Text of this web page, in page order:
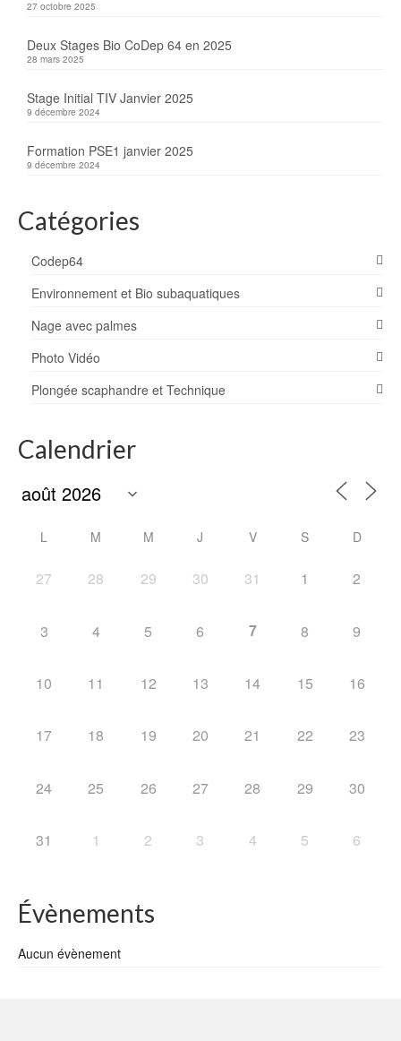
27 octobre 2025
Deux Stages Bio CoDep 64 en 2025
28 mars 2025
Stage Initial TIV Janvier 2025
9 décembre 2024
Formation PSE1 janvier 2025
9 décembre 2024
Catégories
Codep64
Environnement et Bio subaquatiques
Nage avec palmes
Photo Vidéo
Plongée scaphandre et Technique
Calendrier
L M M J V S D
27 28 29 30 31 1 2
3 4 5 6 7 8 9
10 11 12 13 14 15 16
17 18 19 20 21 22 23
24 25 26 27 28 29 30
31 1 2 3 4 5 6
Évènements
Aucun évènement